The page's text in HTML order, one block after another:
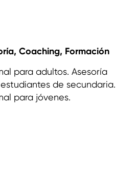
Coaching, Formación
para adultos. Asesoría
de secundaria.
para jóvenes.